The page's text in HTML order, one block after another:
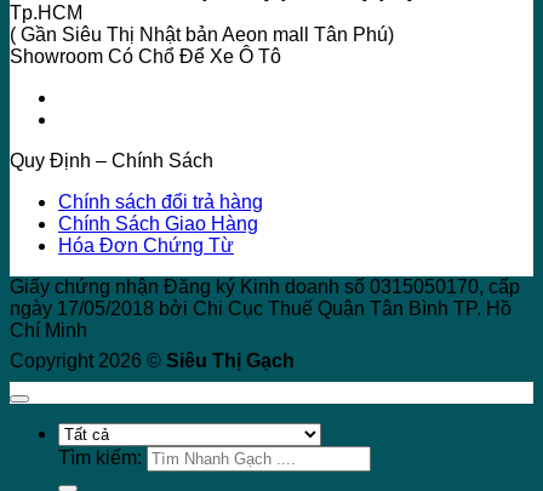
Tp.HCM
( Gần Siêu Thị Nhật bản Aeon mall Tân Phú)
Showroom Có Chổ Để Xe Ô Tô
Quy Định – Chính Sách
Chính sách đổi trả hàng
Chính Sách Giao Hàng
Hóa Đơn Chứng Từ
Giấy chứng nhận Đăng ký Kinh doanh số 0315050170, cấp
ngày 17/05/2018 bởi Chi Cục Thuế Quận Tân Bình TP. Hồ
Chí Minh
Copyright 2026 © Siêu Thị Gạch
Tìm kiếm: